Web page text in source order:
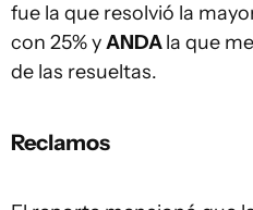
fue la que resolvió la
con 25% yANDAla que
de las resueltas.
Reclamos